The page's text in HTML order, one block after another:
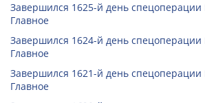
Завершился 1625-й день
Главное
Завершился 1624-й день
Главное
Завершился 1621-й день
Главное